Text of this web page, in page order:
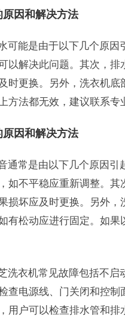
因和解决方法
可能是由于以下几个原因
以解决此问题。其次，
时更换。另外，洗衣机
方法都无效，建议联系专
因和解决方法
通常是由以下几个原因
如不平稳应重新调整。
损坏应及时更换。另外
有松动应进行固定。如
洗衣机常见故障包括不
查电源线、门关闭和控
用户可以检查排水管和